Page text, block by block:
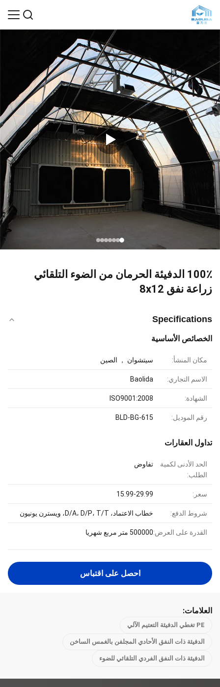
100٪ الدفيئة الحرمان من الضوء التلقائي
زراعة نفق 8x12
Specifications
الخصائص الأساسية
مكان المنشأ: سيتشوان ， الصين
الاسم التجاري: Baolida
الشهادة: ISO9001:2008
رقم الموديل: BLD-BG-615
تداول العقارات
الحد الأدنى لكمية
الطلب:
تفاوض
سعر: 15.99-29.99
شروط الدفع: خطاب الاعتماد، D/A، D/P، T/T، ويسترن يونيون
القدرة على العرض:500000 متر مربع شهريا
احصل على اقتباس
العلامات:
PE تغطي الدفيئة التعتيم الآلي
الدفيئة ذات النفق الأحادي المجلفن بالغمس الساخن
الدفيئة ذات النفق الفردي التلقائي للضوء